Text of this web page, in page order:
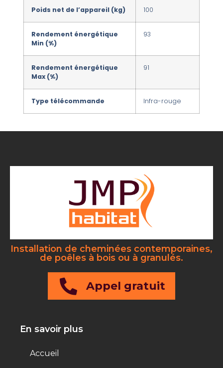
Poids net de l’appareil (kg) 100
Rendement énergétique
Min (%)
93
Rendement énergétique
Max (%)
91
Type télécommande Infra-rouge
Installation de cheminées contemporaines,
de poêles à bois ou à granulés.
Appel gratuit
En savoir plus
Accueil